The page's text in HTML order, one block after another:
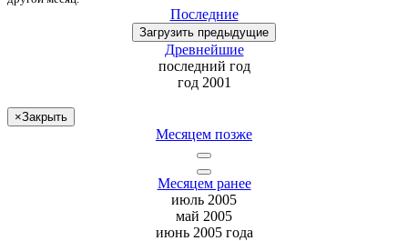
Последние
Загрузить предыдущие
Древнейшие
последний год
год 2001
×Закрыть
Месяцем позже
Месяцем ранее
июль 2005
май 2005
июнь 2005 года